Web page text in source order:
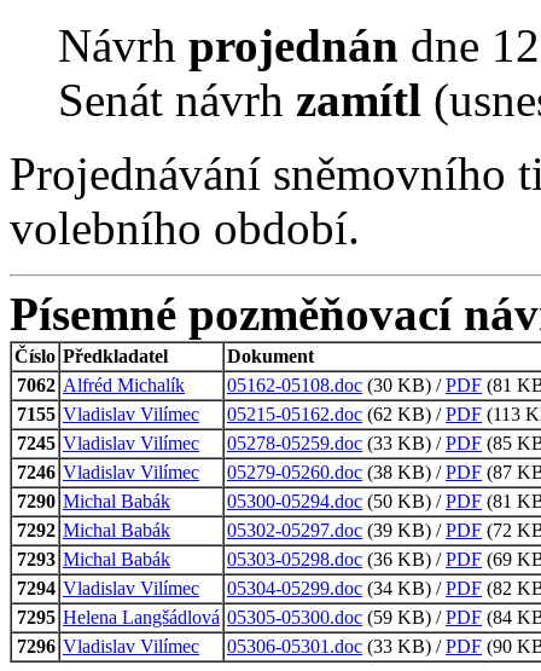
Návrh projednán dne
Senát návrh zamítl
Projednávání sněmovního
volebního období.
Písemné pozměňovací
Číslo Předkladatel
Dokument
7062 Alfréd Michalík 05162-05108.doc (30 KB) /PDF (81
7155 Vladislav Vilímec 05215-05162.doc (62 KB) /PDF (113
7245 Vladislav Vilímec 05278-05259.doc (33 KB) /PDF (85
7246 Vladislav Vilímec 05279-05260.doc (38 KB) /PDF (87
7290 Michal Babák 05300-05294.doc (50 KB) /PDF (81
7292 Michal Babák 05302-05297.doc (39 KB) /PDF (72
7293 Michal Babák 05303-05298.doc (36 KB) /PDF (69
7294 Vladislav Vilímec 05304-05299.doc (34 KB) /PDF (82
7295 Helena Langšádlová 05305-05300.doc (59 KB) /PDF (84
7296 Vladislav Vilímec 05306-05301.doc (33 KB) /PDF (90